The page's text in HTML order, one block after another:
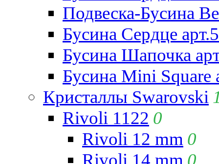
Подвеска-Бусина
Бусина Сердце
Бусина Шапочка
Бусина Mini Square
Кристаллы Swarovski
Rivoli 1122 0
Rivoli 12 mm 0
Rivoli 14 mm 0